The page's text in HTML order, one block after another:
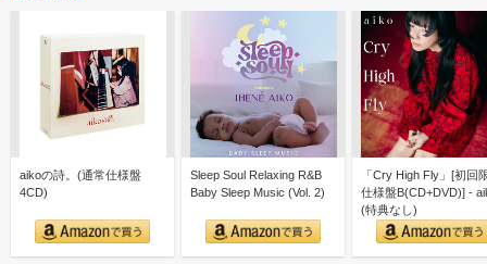
aikoの詩。(通常仕様盤
4CD)
Sleep Soul Relaxing R&B
Baby Sleep Music (Vol. 2)
「Cry High Fly」[初回
仕様盤B(CD+DVD)] -
(特典なし)